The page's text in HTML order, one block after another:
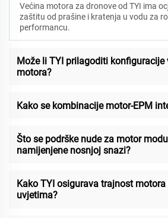
Većina motora za dronove od TYI ima
zaštitu od prašine i kratenja u vodu za
performancu.
Može li TYI prilagoditi konfiguracije
motora?
Kako se kombinacije motor-EPM
Što se podrške nude za motor
namijenjene nosnjoj snazi?
Kako TYI osigurava trajnost motora
uvjetima?